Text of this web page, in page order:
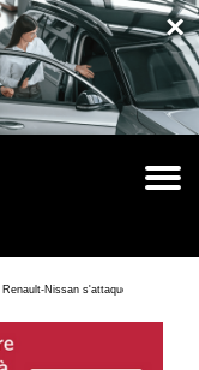
×
Nissan s'attaque à la voiture